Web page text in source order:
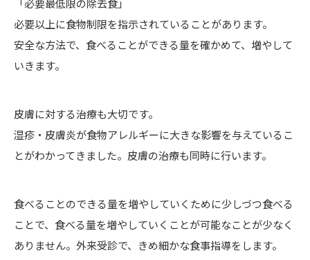
「必要最低限の除去食」
必要以上に食物制限を指示されていることがあります。
安全な方法で、食べることができる量を確かめて、増やして
いきます。
皮膚に対する治療も大切です。
湿疹・皮膚炎が食物アレルギーに大きな影響を与えているこ
とがわかってきました。皮膚の治療も同時に行います。
食べることのできる量を増やしていくために少しづつ食べる
ことで、食べる量を増やしていくことが可能なことが少なく
ありません。外来受診で、きめ細かな食事指導をします。